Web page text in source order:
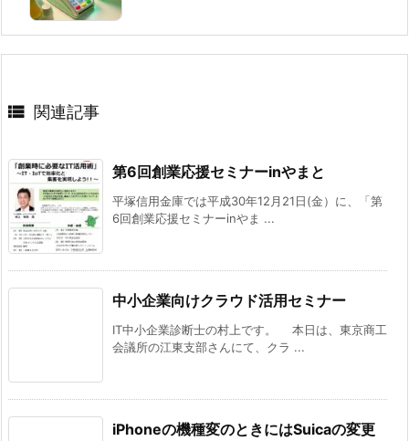
 関連記事
第6回創業応援セミナーinやまと
平塚信用金庫では平成30年12月21日(金）に、「第
6回創業応援セミナーinやま ...
中小企業向けクラウド活用セミナー
IT中小企業診断士の村上です。 本日は、東京商工
会議所の江東支部さんにて、クラ ...
iPhoneの機種変のときにはSuicaの変更